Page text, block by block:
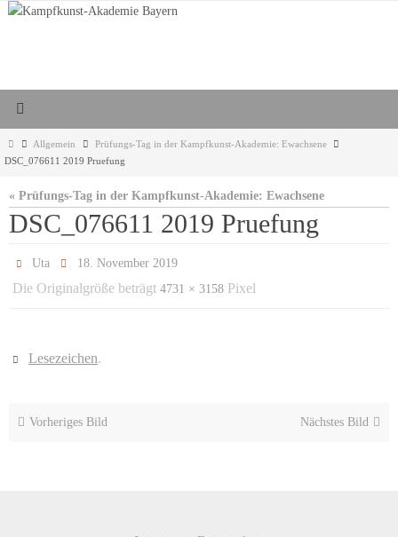
Zum
StartAllgemein
Prüfungs-Tag in der Kampfkunst-Akademie: Ewachsene
DSC_076611 2019 Pruefung
« Prüfungs-Tag in der Kampfkunst-Akademie: Ewachsene
DSC_076611 2019 Pruefung
Uta 18. November 2019
Die Originalgröße beträgt 4731 × 3158 Pixel
Lesezeichen.
Vorheriges Bild Nächstes Bild